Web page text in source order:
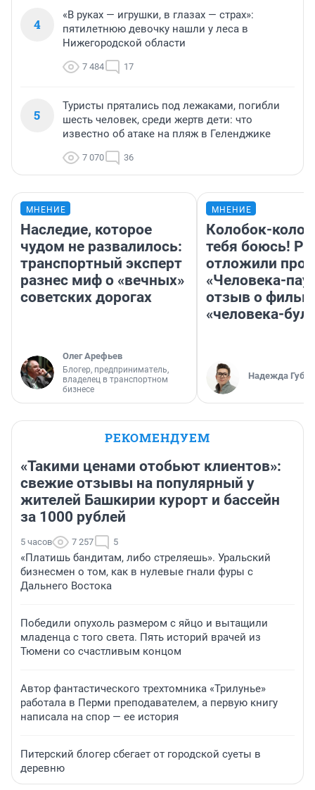
4
«В руках — игрушки, в глазах — страх»:
пятилетнюю девочку нашли у леса в
Нижегородской области
7 484 17
5
Туристы прятались под лежаками, погибли
шесть человек, среди жертв дети: что
известно об атаке на пляж в Геленджике
7 070 36
МНЕНИЕ
Наследие, которое
чудом не развалилось:
транспортный эксперт
разнес миф о «вечных»
советских дорогах
Олег Арефьев
Блогер, предприниматель,
владелец в транспортном
бизнесе
МНЕНИЕ
Колобок-
тебя боюсь!
отложили
«Человека-
отзыв о
«человека-
Надежда
РЕКОМЕНДУЕМ
«Такими ценами отобьют клиентов»:
свежие отзывы на популярный у
жителей Башкирии курорт и бассейн
за 1000 рублей
5 часов 7 257 5
«Платишь бандитам, либо стреляешь». Уральский
бизнесмен о том, как в нулевые гнали фуры с
Дальнего Востока
Победили опухоль размером с яйцо и вытащили
младенца с того света. Пять историй врачей из
Тюмени со счастливым концом
Автор фантастического трехтомника «Трилунье»
работала в Перми преподавателем, а первую книгу
написала на спор — ее история
Питерский блогер сбегает от городской суеты в
деревню